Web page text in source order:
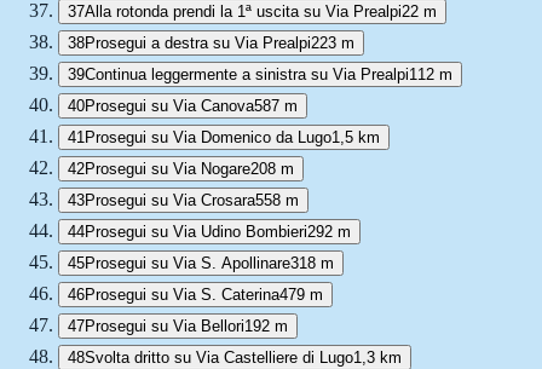
37Alla rotonda prendi la 1ª uscita su Via Prealpi22 m
38Prosegui a destra su Via Prealpi223 m
39Continua leggermente a sinistra su Via Prealpi112 m
40Prosegui su Via Canova587 m
41 Prosegui su Via Domenico da Lugo1,5 km
42Prosegui su Via Nogare208 m
43Prosegui su Via Crosara558 m
44Prosegui su Via Udino Bombieri292 m
45Prosegui su Via S. Apollinare318 m
46Prosegui su Via S. Caterina479 m
47Prosegui su Via Bellori192 m
48Svolta dritto su Via Castelliere di Lugo1,3 km